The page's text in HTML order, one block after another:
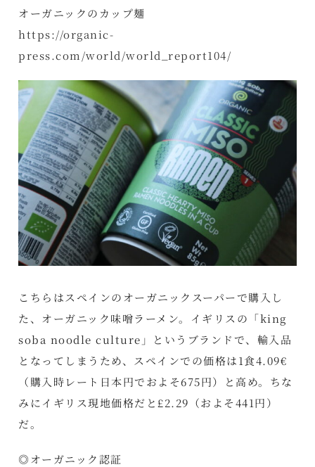
オーガニックのカップ麺
https://organic-
press.com/world/world_report104/
こちらはスペインのオーガニックスーパーで購入し
た、オーガニック味噌ラーメン。イギリスの「king
soba noodle culture」というブランドで、輸入品
となってしまうため、スペインでの価格は1食4.09€
（購入時レート日本円でおよそ675円）と高め。ちな
みにイギリス現地価格だと£2.29（およそ441円）
だ。
◎オーガニック認証